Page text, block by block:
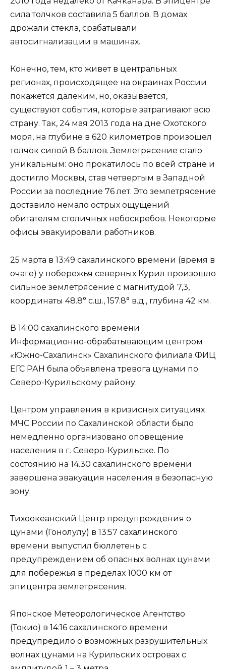
сила толчков составила 5 баллов. В домах
дрожали стекла, срабатывали
автосигнализации в машинах.
Конечно, тем, кто живет в центральных
регионах, происходящее на окраинах России
покажется далеким, но, оказывается,
существуют события, которые затрагивают всю
страну. Так, 24 мая 2013 года на дне Охотского
моря, на глубине в 620 километров произошел
толчок силой 8 баллов. Землетрясение стало
уникальным: оно прокатилось по всей стране и
достигло Москвы, став четвертым в Западной
России за последние 76 лет. Это землетрясение
доставило немало острых ощущений
обитателям столичных небоскребов. Некоторые
офисы эвакуировали работников.
25 марта в 13:49 сахалинского времени (время в
очаге) у побережья северных Курил произошло
сильное землетрясение с магнитудой 7,3,
координаты 48.8° с.ш., 157.8° в.д., глубина 42 км.
В 14:00 сахалинского времени
Информационно-обрабатывающим центром
«Южно-Сахалинск» Сахалинского филиала ФИЦ
ЕГС РАН была объявлена тревога цунами по
Северо-Курильскому району.
Центром управления в кризисных ситуациях
МЧС России по Сахалинской области было
немедленно организовано оповещение
населения в г. Северо-Курильске. По
состоянию на 14.30 сахалинского времени
завершена эвакуация населения в безопасную
зону.
Тихоокеанский Центр предупреждения о
цунами (Гонолулу) в 13:57 сахалинского
времени выпустил бюллетень с
предупреждением об опасных волнах цунами
для побережья в пределах 1000 км от
эпицентра землетрясения.
Японское Метеорологическое Агентство
(Токио) в 14:16 сахалинского времени
предупредило о возможных разрушительных
волнах цунами на Курильских островах с